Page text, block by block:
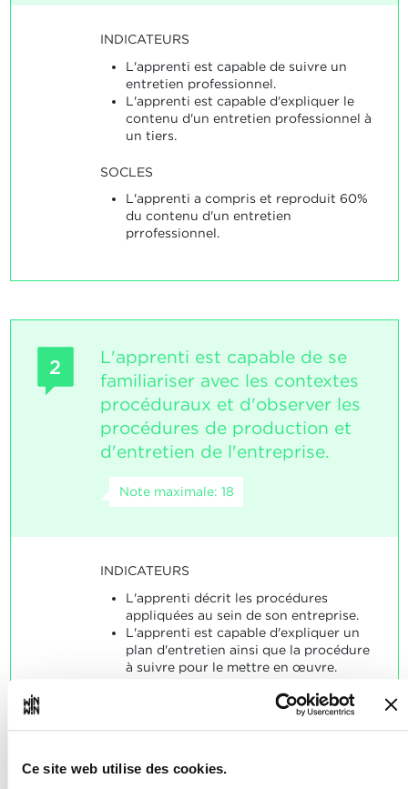
Ce site web utilise des cookies.
INDICATEURS
L'apprenti est capable de suivre un
entretien professionnel.
L'apprenti est capable d'expliquer le
contenu d'un entretien professionnel à
un tiers.
SOCLES
L'apprenti a compris et reproduit 60%
du contenu d'un entretien
prrofessionnel.
2
L'apprenti est capable de se
familiariser avec les contextes
procéduraux et d'observer les
procédures de production et
d'entretien de l'entreprise.
Note maximale: 18
INDICATEURS
L'apprenti décrit les procédures
appliquées au sein de son entreprise.
L'apprenti est capable d'expliquer un
plan d'entretien ainsi que la procédure
à suivre pour le mettre en œuvre.
L'apprenti a décrit une procédure
60%.